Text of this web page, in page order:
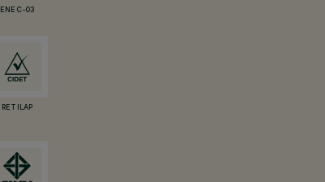
ENEC-03
RETILAP